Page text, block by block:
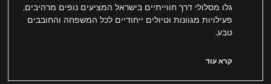
גלו מסלולי דרך חווייתיים בישראל המציעים נופים מרהיבים,
פעילויות מגוונות וטיולים ייחודיים לכל המשפחה והחובבים
טבע.
קרא עוד